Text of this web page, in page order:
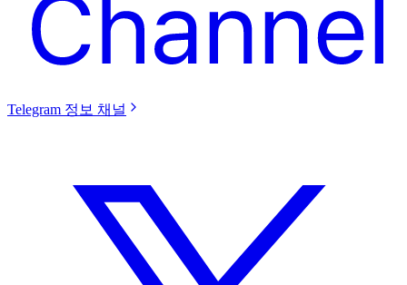
Telegram 정보 채널